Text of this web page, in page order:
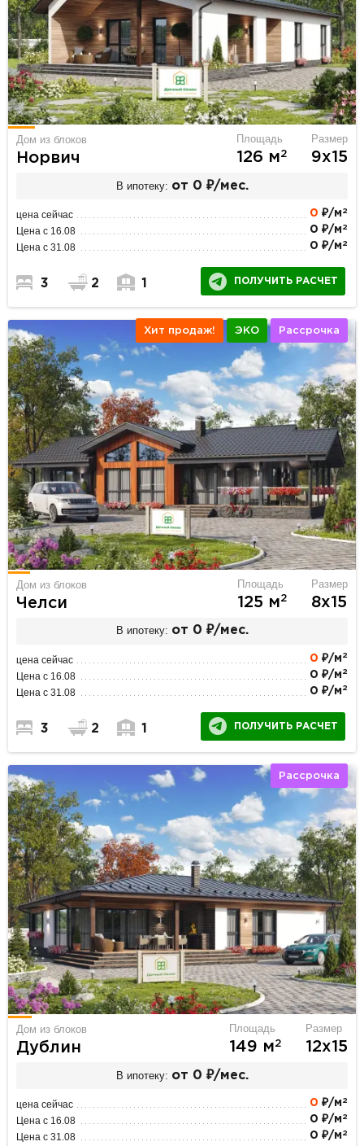
Дом из блоков
Норвич
Площадь
126 м2
Размер
9х15
В ипотеку: от 0 ₽/мес.
цена сейчас 0 ₽/м 2
Цена с 16.08 0 ₽/м 2
Цена с 31.08 0 ₽/м 2
3 2 1 ПОЛУЧИТЬ РАСЧЕТ
Хит продаж! ЭКО Рассрочка
Дом из блоков
Челси
Площадь
125 м2
Размер
8х15
В ипотеку: от 0 ₽/мес.
цена сейчас 0 ₽/м 2
Цена с 16.08 0 ₽/м 2
Цена с 31.08 0 ₽/м 2
3 2 1 ПОЛУЧИТЬ РАСЧЕТ
Рассрочка
Дом из блоков
Дублин
Площадь
149 м2
Размер
12х15
В ипотеку: от 0 ₽/мес.
цена сейчас 0 ₽/м 2
Цена с 16.08 0 ₽/м 2
Цена с 31.08 0 ₽/м 2